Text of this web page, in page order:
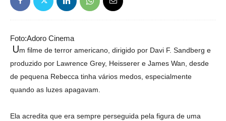
Amazônia
Foto:Adoro Cinema
Um filme de terror americano, dirigido por Davi F. Sandberg e
produzido por Lawrence Grey, Heisserer e James Wan, desde
de pequena Rebecca tinha vários medos, especialmente
quando as luzes apagavam.
Ela acredita que era sempre perseguida pela figura de uma